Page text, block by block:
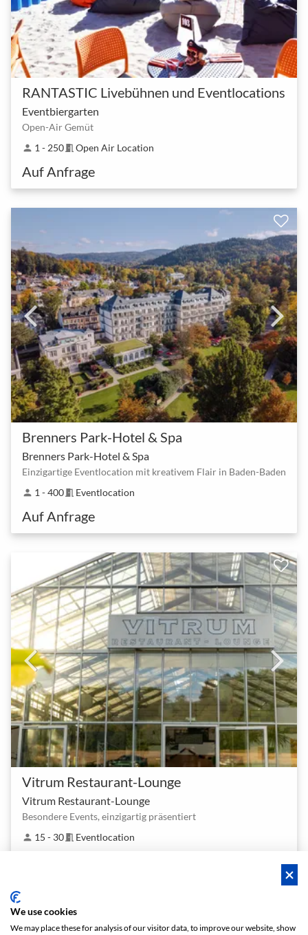
RANTASTIC Livebühnen und Eventlocations
Eventbiergarten
Open-Air Gemüt
person 1 - 250meeting_room Open Air Location
Auf Anfrage
Brenners Park-Hotel & Spa
Brenners Park-Hotel & Spa
Einzigartige Eventlocation mit kreativem Flair in Baden-Baden
person 1 - 400meeting_room Eventlocation
Auf Anfrage
Vitrum Restaurant-Lounge
Vitrum Restaurant-Lounge
Besondere Events, einzigartig präsentiert
person 15 - 30meeting_room Eventlocation
We use cookies
We may place these for analysis of our visitor data, to improve our website, show